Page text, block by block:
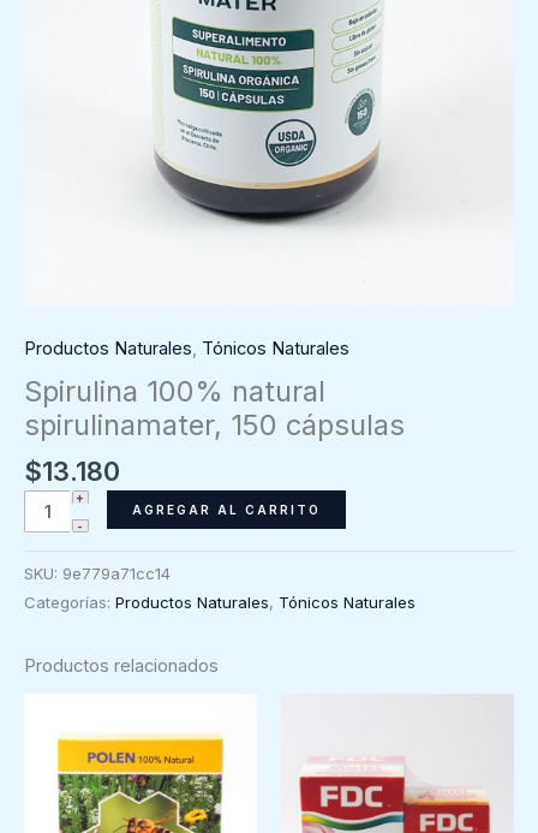
Productos Naturales, Tónicos Naturales
Spirulina 100% natural
spirulinamater, 150 cápsulas
$13.180
Spirulina
100%
cantidad
AGREGAR AL CARRITO
SKU: 9e779a71cc14
Categorías: Productos Naturales, Tónicos Naturales
Productos relacionados